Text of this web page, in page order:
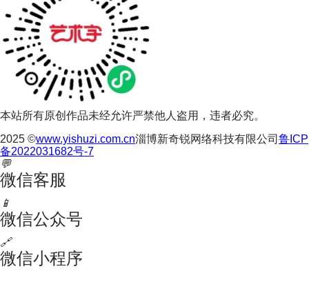
本站所有原创作品未经允许严禁他人盗用，违者必究。
2025 ©www.yishuzi.com.cn淄博新奇锐网络科技有限公司 鲁ICP
备2022031682号-7
💬
微信客服
📱
微信公众号
🔗
微信小程序